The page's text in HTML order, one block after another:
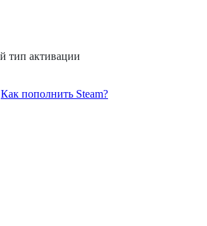
Как пополнить Steam?